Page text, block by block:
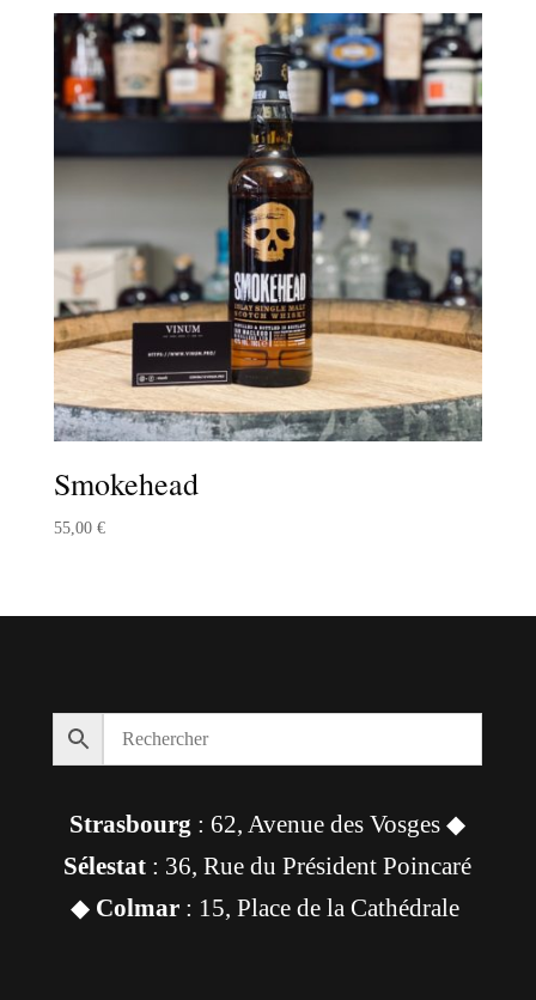
Smokehead
55,00 €
Strasbourg : 62, Avenue des Vosges ◆
Sélestat : 36, Rue du Président Poincaré
◆ Colmar: 15, Place de la Cathédrale